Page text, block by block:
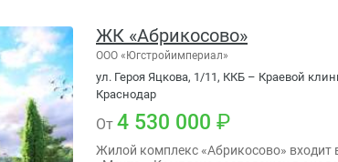
ЖК «Абрикосово»
ООО «Югстройимпериал»
ул. Героя Яцкова, 1/11, ККБ – Краевой
Краснодар
От 4 530 000
Жилой комплекс «Абрикосово» входит